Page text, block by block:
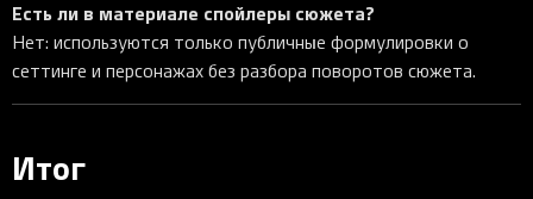
Есть ли в материале спойлеры сюжета?
Нет: используются только публичные формулировки о
сеттинге и персонажах без разбора поворотов сюжета.
Итог